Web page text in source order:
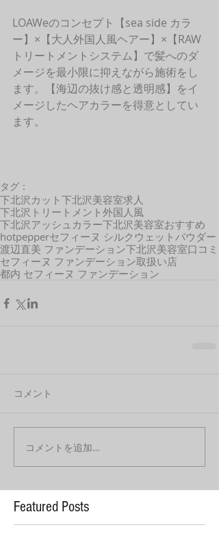
LOAWeのコンセプト【sea side カラ
ー】×【大人外国人風ヘアー】×【RAW
トリートメントシステム】で髪へのダ
メージを最小限に抑えながら施術をし
ます。【海辺の抜け感と透明感】をイ
メージしたヘアカラーを得意としてい
ます。
タグ：
下北沢カット 下北沢美容室求人
下北沢トリートメント 外国人風
下北沢アッシュカラー下北沢美容室おすすめ
hotpepperセフィーヌ シルクウェットパウダー
渡辺直美 ファンデーション下北沢美容室口コミ
セフィーヌ ファンデーション取扱い店
都内 セフィーヌ ファンデーション
コメント
コメントを追加…
Featured Posts